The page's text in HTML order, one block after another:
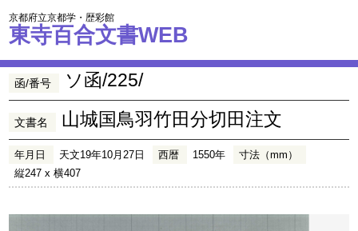
京都府立京都学・歴彩館
東寺百合文書WEB
函/番号 ソ函/225/
文書名 山城国鳥羽竹田分切田注文
年月日 天文19年10月27日 西暦 1550年
寸法（mm）
縦247 x 横407